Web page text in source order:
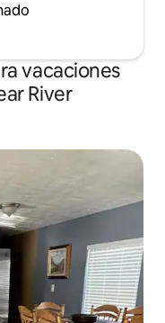
vacaciones
River